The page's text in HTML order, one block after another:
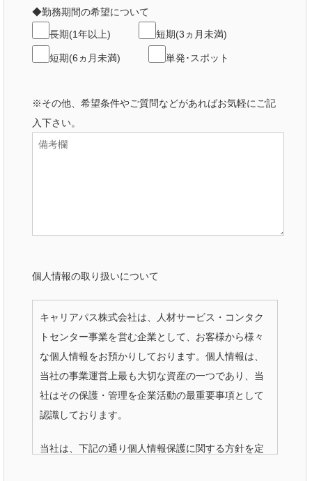
◆勤務期間の希望について
長期(1年以上)
短期(3ヵ月未満)
短期(6ヵ月未満) 単発･スポット
※その他、希望条件やご質問などがあればお気軽にご記
入下さい。
個人情報の取り扱いについて
キャリアパス株式会社は、人材サービス・コンタク
トセンター事業を営む企業として、お客様から様々
な個人情報をお預かりしております。個人情報は、
当社の事業運営上最も大切な資産の一つであり、当
社はその保護・管理を企業活動の最重要事項として
認識しております。
当社は、下記の通り個人情報保護に関する方針を定